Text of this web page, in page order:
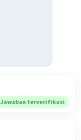
Jawaban terverifikasi